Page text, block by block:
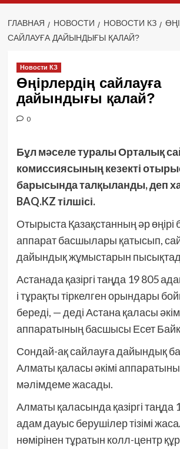
ГЛАВНАЯ НОВОСТИ НОВОСТИ КЗ
САЙЛАУҒА ДАЙЫНДЫҒЫ ҚАЛАЙ?
Новости КЗ
Өңірлердің сайлауға
дайындығы қалай?
0
Бұл мәселе туралы Орталық
комиссиясының кезекті
барысында талқыланды, деп
BAQ.KZ тілшісі.
Отырыста Қазақстанның әр
аппарат басшылары қатысып,
дайындық жұмыстарын
Астанада қазіргі таңда 19 805
і тұрақты тіркелген орындары
береді, — деді Астана қаласы
аппаратының басшысы Есет
Сондай-ақ сайлауға дайындық
Алматы қаласы әкімі
мәлімдеме жасады.
Алматы қаласында қазіргі таңда
адам дауыс берушілер тізімі
нөмірінен тұратын колл-центр